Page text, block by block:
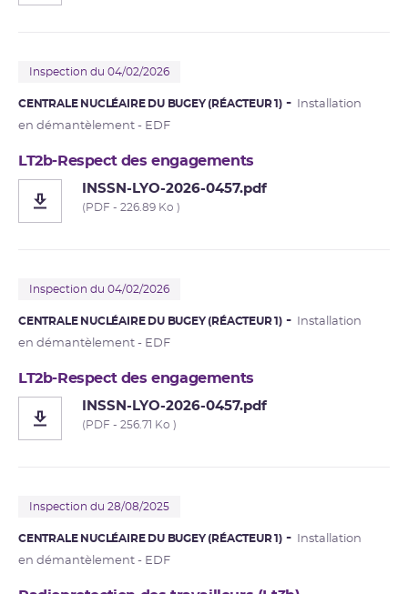
Inspection du 04/02/2026
CENTRALE NUCLÉAIRE DU BUGEY (RÉACTEUR 1)
Installation
en démantèlement - EDF
LT2b-Respect des engagements
INSSN-LYO-2026-0457.pdf
(PDF - 226.89 Ko )
Inspection du 04/02/2026
CENTRALE NUCLÉAIRE DU BUGEY (RÉACTEUR 1)
Installation
en démantèlement - EDF
LT2b-Respect des engagements
INSSN-LYO-2026-0457.pdf
(PDF - 256.71 Ko )
Inspection du 28/08/2025
CENTRALE NUCLÉAIRE DU BUGEY (RÉACTEUR 1)
Installation
en démantèlement - EDF